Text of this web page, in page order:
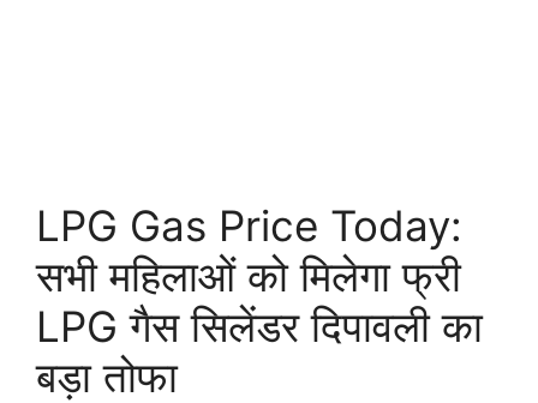
LPG Gas Price Today:
सभी महिलाओं को मिलेगा फ्री
LPG गैस सिलेंडर दिपावली का
बड़ा तोफा